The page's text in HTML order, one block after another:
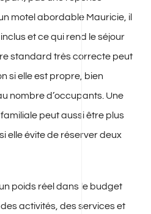
motel abordable Mauricie, il
et ce qui rend le séjour
standard très correcte peut
si elle est propre, bien
nombre d’occupants. Une
peut aussi être plus
elle évite de réserver deux
poids réel dans le budget
activités, des services et